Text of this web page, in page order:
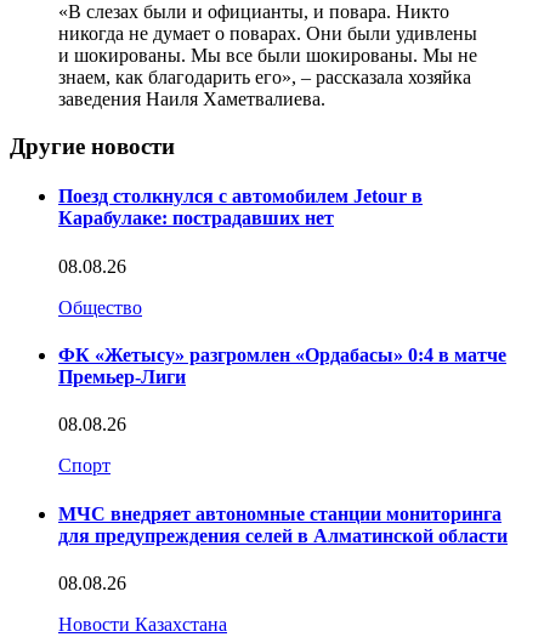
«В слезах были и официанты, и повара. Никто
никогда не думает о поварах. Они были удивлены
и шокированы. Мы все были шокированы. Мы не
знаем, как благодарить его», – рассказала хозяйка
заведения Наиля Хаметвалиева.
Другие новости
Поезд столкнулся с автомобилем Jetour в
Карабулаке: пострадавших нет
08.08.26
Общество
ФК «Жетысу» разгромлен «Ордабасы» 0:4 в матче
Премьер-Лиги
08.08.26
Спорт
МЧС внедряет автономные станции мониторинга
для предупреждения селей в Алматинской области
08.08.26
Новости Казахстана